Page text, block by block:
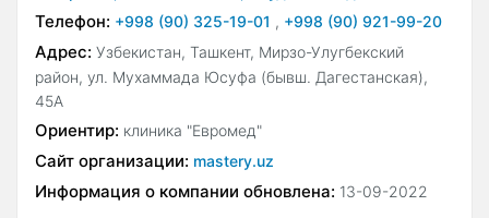
Телефон: +998 (90) 325-19-01 , +998 (90) 921-99-20
Адрес: Узбекистан, Ташкент, Мирзо-Улугбекский
район, ул. Мухаммада Юсуфа (бывш. Дагестанская),
45А
Ориентир: клиника "Евромед"
Сайт организации: mastery.uz
Информация о компании обновлена: 13-09-2022